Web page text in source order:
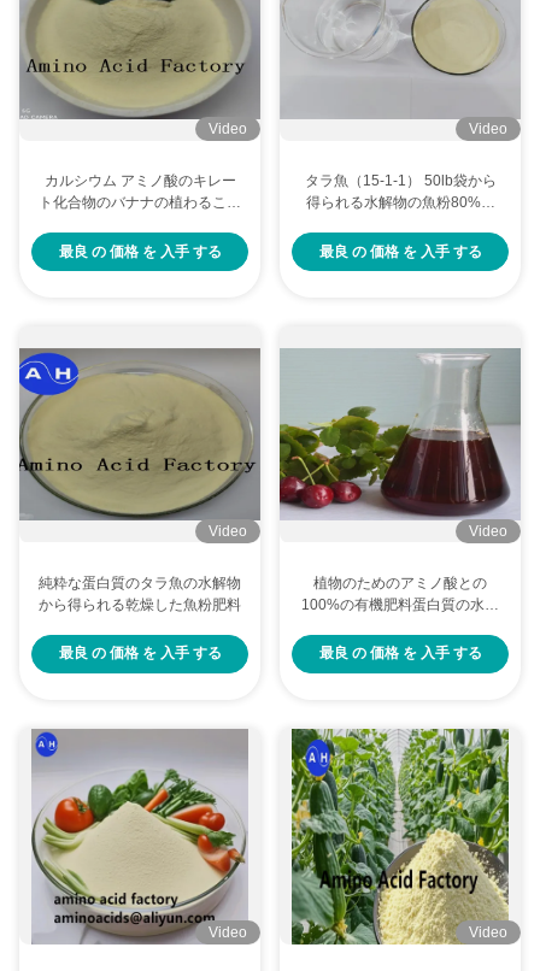
Video
カルシウム アミノ酸のキレー
ト化合物のバナナの植わること
シャル
最良 の 価格 を 入手 する
Video
タラ魚（15-1-1） 50lb袋から
得られる水解物の魚粉80%蛋
最良 の 価格 を 入手 する
Video
純粋な蛋白質のタラ魚の水解物
から得られる乾燥した魚粉肥料
最良 の 価格 を 入手 する
Video
植物のためのアミノ酸との
100%の有機肥料蛋白質の水解
最良 の 価格 を 入手 する
Video Video